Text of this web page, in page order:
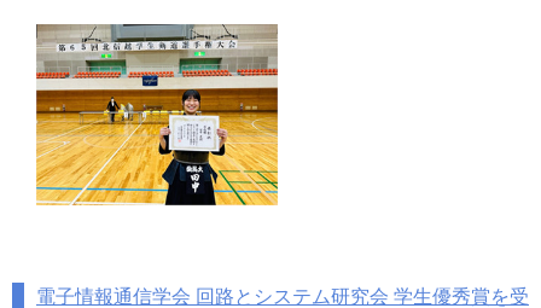
電子情報通信学会 回路とシステム研究会 学生優秀賞を受